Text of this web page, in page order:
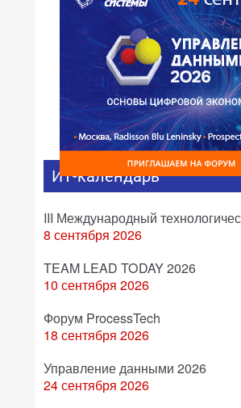
ИТ-календарь
III Международный
8 сентября 2026
TEAM LEAD TODAY 2026
10 сентября 2026
Форум ProcessTech
18 сентября 2026
Управление данными 2026
24 сентября 2026